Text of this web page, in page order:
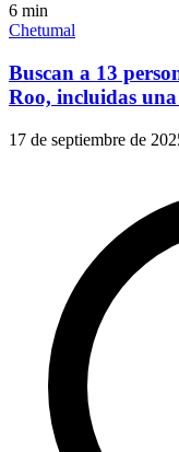
6 min
Chetumal
Buscan a 13
Roo, incluidas
17 de septiembre de